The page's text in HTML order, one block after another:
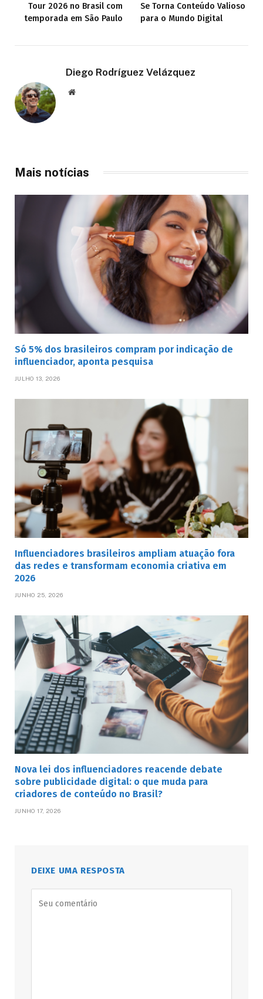
Tour 2026 no Brasil com
temporada em São Paulo
Se Torna Conteúdo Valioso
para o Mundo Digital
Diego Rodríguez Velázquez
Website
Mais notícias
Só 5% dos brasileiros compram por indicação de
influenciador, aponta pesquisa
JULHO 13, 2026
Influenciadores brasileiros ampliam atuação fora
das redes e transformam economia criativa em
2026
JUNHO 25, 2026
Nova lei dos influenciadores reacende debate
sobre publicidade digital: o que muda para
criadores de conteúdo no Brasil?
JUNHO 17, 2026
DEIXE UMA RESPOSTA